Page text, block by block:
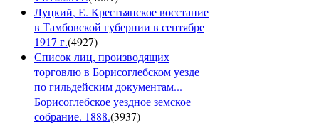
Луцкий, Е. Крестьянское восстание
в Тамбовской губернии в сентябре
1917 г.(4927)
Список лиц, производящих
торговлю в Борисоглебском уезде
по гильдейским документам...
Борисоглебское уездное земское
собрание. 1888.(3937)